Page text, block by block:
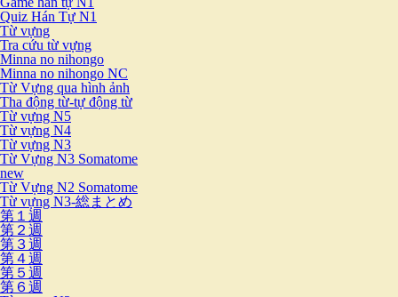
Quiz Hán Tự N1
Từ vựng
Tra cứu từ vựng
Minna no nihongo
Minna no nihongo NC
Từ Vựng qua hình ảnh
Tha động từ-tự động từ
Từ vựng N5
Từ vựng N4
Từ vựng N3
Từ Vựng N3 Somatome
new
Từ Vựng N2 Somatome
Từ vựng N3-総まとめ
第１週
第２週
第３週
第４週
第５週
第６週